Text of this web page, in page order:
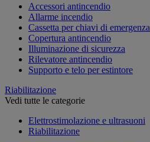
Accessori antincendio
Allarme incendio
Cassetta per chiavi di emergenza
Copertura antincendio
Illuminazione di sicurezza
Rilevatore antincendio
Supporto e telo per estintore
Riabilitazione
Vedi tutte le categorie
Elettrostimolazione e ultrasuoni
Riabilitazione